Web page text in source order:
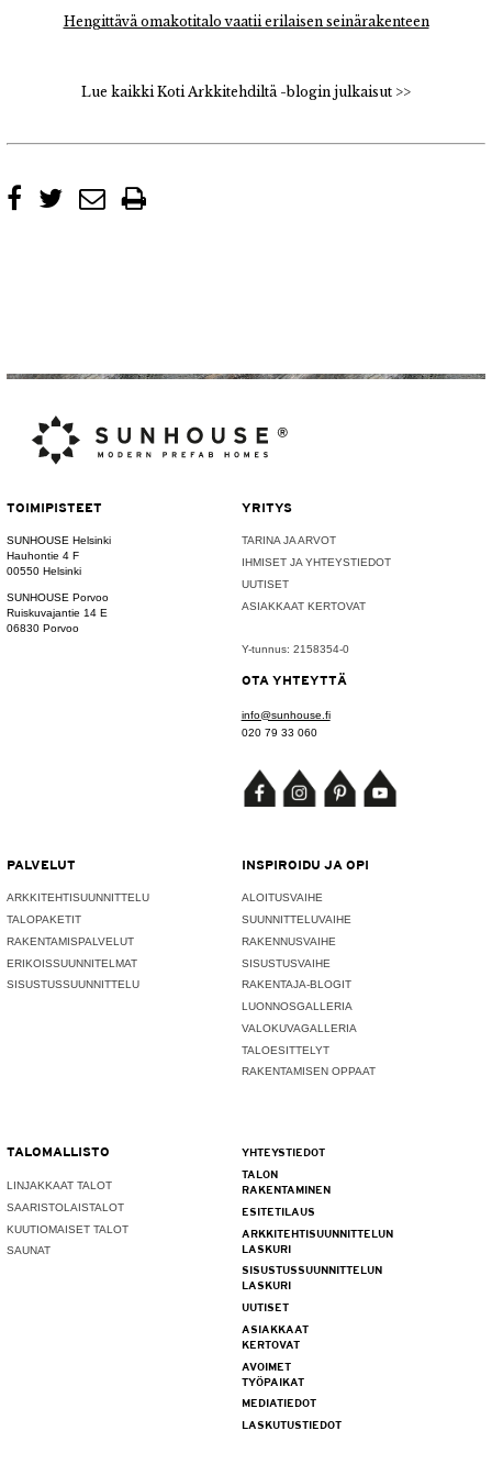
Hengittävä omakotitalo vaatii erilaisen seinärakenteen
Lue kaikki Koti Arkkitehdiltä -blogin julkaisut >>
TOIMIPISTEET
SUNHOUSE Helsinki
Hauhontie 4 F
00550 Helsinki
SUNHOUSE Porvoo
Ruiskuvajantie 14 E
06830 Porvoo
YRITYS
TARINA JA ARVOT
IHMISET JA YHTEYSTIEDOT
UUTISET
ASIAKKAAT KERTOVAT
Y-tunnus: 2158354-0
OTA YHTEYTTÄ
info@sunhouse.fi
020 79 33 060
PALVELUT
ARKKITEHTISUUNNITTELU
TALOPAKETIT
RAKENTAMISPALVELUT
ERIKOISSUUNNITELMAT
SISUSTUSSUUNNITTELU
INSPIROIDU JA OPI
ALOITUSVAIHE
SUUNNITTELUVAIHE
RAKENNUSVAIHE
SISUSTUSVAIHE
RAKENTAJA-BLOGIT
LUONNOSGALLERIA
VALOKUVAGALLERIA
TALOESITTELYT
RAKENTAMISEN OPPAAT
TALOMALLISTO
LINJAKKAAT TALOT
SAARISTOLAISTALOT
KUUTIOMAISET TALOT
SAUNAT
YHTEYSTIEDOT
TALON
RAKENTAMINEN
ESITETILAUS
ARKKITEHTISUUNNITTELUN
LASKURI
SISUSTUSSUUNNITTELUN
LASKURI
UUTISET
ASIAKKAAT
KERTOVAT
AVOIMET
TYÖPAIKAT
MEDIATIEDOT
LASKUTUSTIEDOT